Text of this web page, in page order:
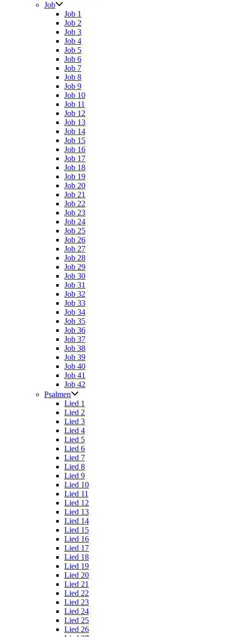
Job
Job 1
Job 2
Job 3
Job 4
Job 5
Job 6
Job 7
Job 8
Job 9
Job 10
Job 11
Job 12
Job 13
Job 14
Job 15
Job 16
Job 17
Job 18
Job 19
Job 20
Job 21
Job 22
Job 23
Job 24
Job 25
Job 26
Job 27
Job 28
Job 29
Job 30
Job 31
Job 32
Job 33
Job 34
Job 35
Job 36
Job 37
Job 38
Job 39
Job 40
Job 41
Job 42
Psalmen
Lied 1
Lied 2
Lied 3
Lied 4
Lied 5
Lied 6
Lied 7
Lied 8
Lied 9
Lied 10
Lied 11
Lied 12
Lied 13
Lied 14
Lied 15
Lied 16
Lied 17
Lied 18
Lied 19
Lied 20
Lied 21
Lied 22
Lied 23
Lied 24
Lied 25
Lied 26